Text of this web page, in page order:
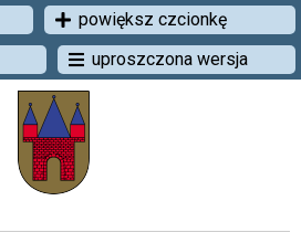
powiększ czcionkę
uproszczona wersja